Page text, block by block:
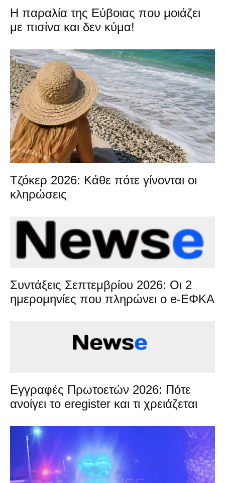
Η παραλία της Εύβοιας που μοιάζει
με πισίνα και δεν κύμα!
Τζόκερ 2026: Κάθε πότε γίνονται οι
κληρώσεις
Συντάξεις Σεπτεμβρίου 2026: Οι 2
ημερομηνίες που πληρώνει ο e-ΕΦΚΑ
Εγγραφές Πρωτοετών 2026: Πότε
ανοίγει το eregister και τι χρειάζεται